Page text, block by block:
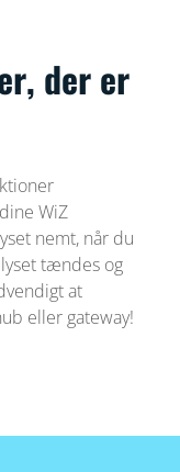
der er
WiZ
nemt, når du
tændes og
at
eller gateway!